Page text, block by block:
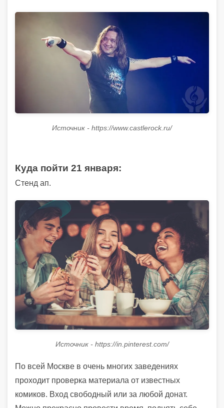
Источник - https://www.castlerock.ru/
Куда пойти 21 января:
Стенд ап.
Источник - https://in.pinterest.com/
По всей Москве в очень многих заведениях
проходит проверка материала от известных
комиков. Вход свободный или за любой донат.